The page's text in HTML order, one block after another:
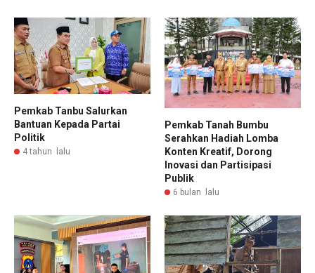
Pemkab Tanbu Salurkan
Bantuan Kepada Partai
Politik
4 tahun lalu
Pemkab Tanah Bumbu
Serahkan Hadiah Lomba
Konten Kreatif, Dorong
Inovasi dan Partisipasi
Publik
6 bulan lalu